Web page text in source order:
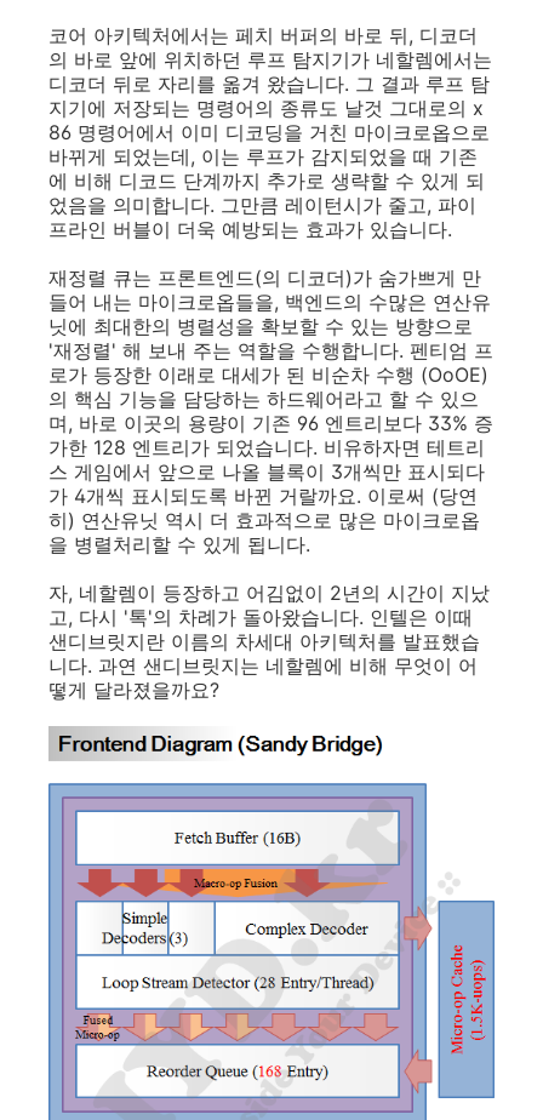
코어 아키텍처에서는 페치 버퍼의 바로 뒤, 디코더
의 바로 앞에 위치하던 루프 탐지기가 네할렘에서는
디코더 뒤로 자리를 옮겨 왔습니다. 그 결과 루프 탐
지기에 저장되는 명령어의 종류도 날것 그대로의 x
86 명령어에서 이미 디코딩을 거친 마이크로옵으로
바뀌게 되었는데, 이는 루프가 감지되었을 때 기존
에 비해 디코드 단계까지 추가로 생략할 수 있게 되
었음을 의미합니다. 그만큼 레이턴시가 줄고, 파이
프라인 버블이 더욱 예방되는 효과가 있습니다.
재정렬 큐는 프론트엔드(의 디코더)가 숨가쁘게 만
들어 내는 마이크로옵들을, 백엔드의 수많은 연산유
닛에 최대한의 병렬성을 확보할 수 있는 방향으로
'재정렬' 해 보내 주는 역할을 수행합니다. 펜티엄 프
로가 등장한 이래로 대세가 된 비순차 수행 (OoOE)
의 핵심 기능을 담당하는 하드웨어라고 할 수 있으
며, 바로 이곳의 용량이 기존 96 엔트리보다 33% 증
가한 128 엔트리가 되었습니다. 비유하자면 테트리
스 게임에서 앞으로 나올 블록이 3개씩만 표시되다
가 4개씩 표시되도록 바뀐 거랄까요. 이로써 (당연
히) 연산유닛 역시 더 효과적으로 많은 마이크로옵
을 병렬처리할 수 있게 됩니다.
자, 네할렘이 등장하고 어김없이 2년의 시간이 지났
고, 다시 '톡'의 차례가 돌아왔습니다. 인텔은 이때
샌디브릿지란 이름의 차세대 아키텍처를 발표했습
니다. 과연 샌디브릿지는 네할렘에 비해 무엇이 어
떻게 달라졌을까요?